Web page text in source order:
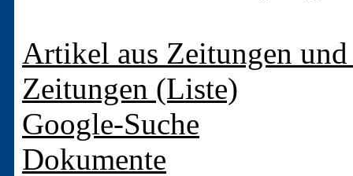
Artikel aus Zeitungen
Zeitungen (Liste)
Google-Suche
Dokumente